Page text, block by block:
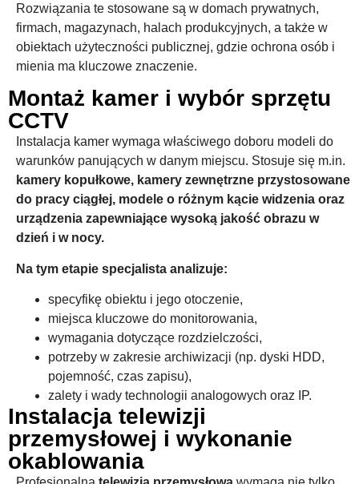
Rozwiązania te stosowane są w domach prywatnych,
firmach, magazynach, halach produkcyjnych, a także w
obiektach użyteczności publicznej, gdzie ochrona osób i
mienia ma kluczowe znaczenie.
Montaż kamer i wybór sprzętu
CCTV
Instalacja kamer wymaga właściwego doboru modeli do
warunków panujących w danym miejscu. Stosuje się m.in.
kamery kopułkowe, kamery zewnętrzne przystosowane
do pracy ciągłej, modele o różnym kącie widzenia oraz
urządzenia zapewniające wysoką jakość obrazu w
dzień i w nocy.
Na tym etapie specjalista analizuje:
specyfikę obiektu i jego otoczenie,
miejsca kluczowe do monitorowania,
wymagania dotyczące rozdzielczości,
potrzeby w zakresie archiwizacji (np. dyski HDD,
pojemność, czas zapisu),
zalety i wady technologii analogowych oraz IP.
Instalacja telewizji
przemysłowej i wykonanie
okablowania